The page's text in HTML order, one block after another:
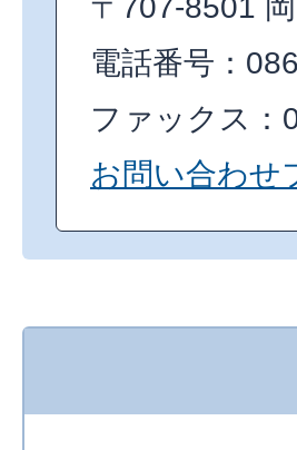
電話番号：
ファックス：
お問い合わせ